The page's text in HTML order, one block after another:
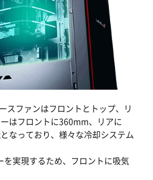
スファンはフロントとトップ、リ
はフロントに360mm、リアに
なっており、様々な冷却システム
を実現するため、フロントに吸気